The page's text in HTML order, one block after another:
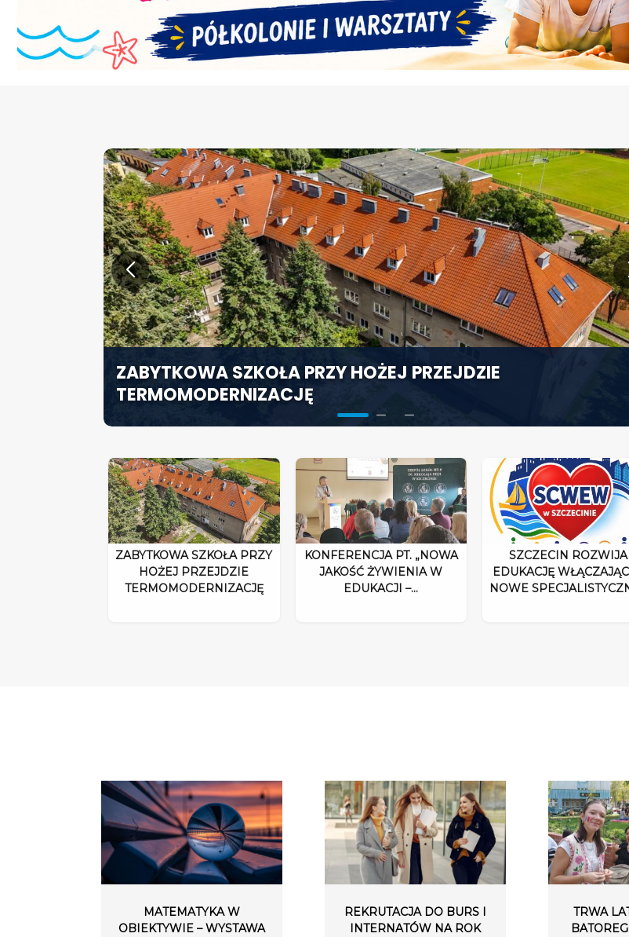
ZABYTKOWA SZKOŁA PRZY HOŻEJ PRZEJDZIE
TERMOMODERNIZACJĘ
KONFERENCJA PT. „NOWA JAKOŚĆ ŻYWIENIA W EDUKACJI
ODPOWIEDZIALNOŚĆ DYREKTORA W ŚWIETLE
ROZPORZĄDZENIA 2026”
SZCZECIN ROZWIJA EDUKACJĘ WŁĄCZAJĄCĄ - NOWE
SPECJALISTYCZNE CENTRUM ROZPOCZYNA DZIAŁALNOŚĆ
ZABYTKOWA SZKOŁA PRZY
HOŻEJ PRZEJDZIE
TERMOMODERNIZACJĘ
KONFERENCJA PT. „NOWA
JAKOŚĆ ŻYWIENIA W
EDUKACJI –…
SZCZECIN ROZWIJA
EDUKACJĘ
NOWE
MATEMATYKA W
OBIEKTYWIE – WYSTAWA
REKRUTACJA DO BURS I
INTERNATÓW NA ROK
TRWA